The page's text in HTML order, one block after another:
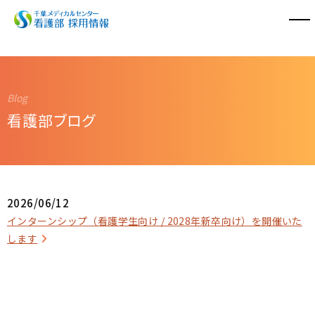
看護部ブログ
千葉メディカルセンター
看護部ブログ
2026/06/12
インターンシップ（看護学生向け / 2028年新卒向け）を開催いた
します